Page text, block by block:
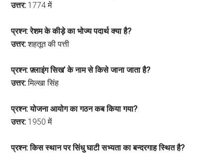
उत्तर: 1774 में
प्रश्न: रेशम के कीड़े का भोज्य पदार्थ क्या है?
उत्तर:शहतूत की पत्ती
प्रश्न: फ़्लाइंग सिख’ के नाम से किसे जाना जाता है?
उत्तर:मिल्खा सिंह
प्रश्न: योजना आयोग का गठन कब किया गया?
उत्तर: 1950 में
प्रश्न: किस स्थान पर सिंधु घाटी सभ्यता का बन्दरगाह स्थित है?